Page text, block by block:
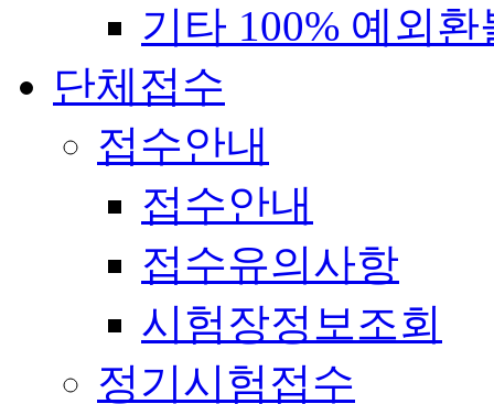
기타 100% 예외환
단체접수
접수안내
접수안내
접수유의사항
시험장정보조회
정기시험접수